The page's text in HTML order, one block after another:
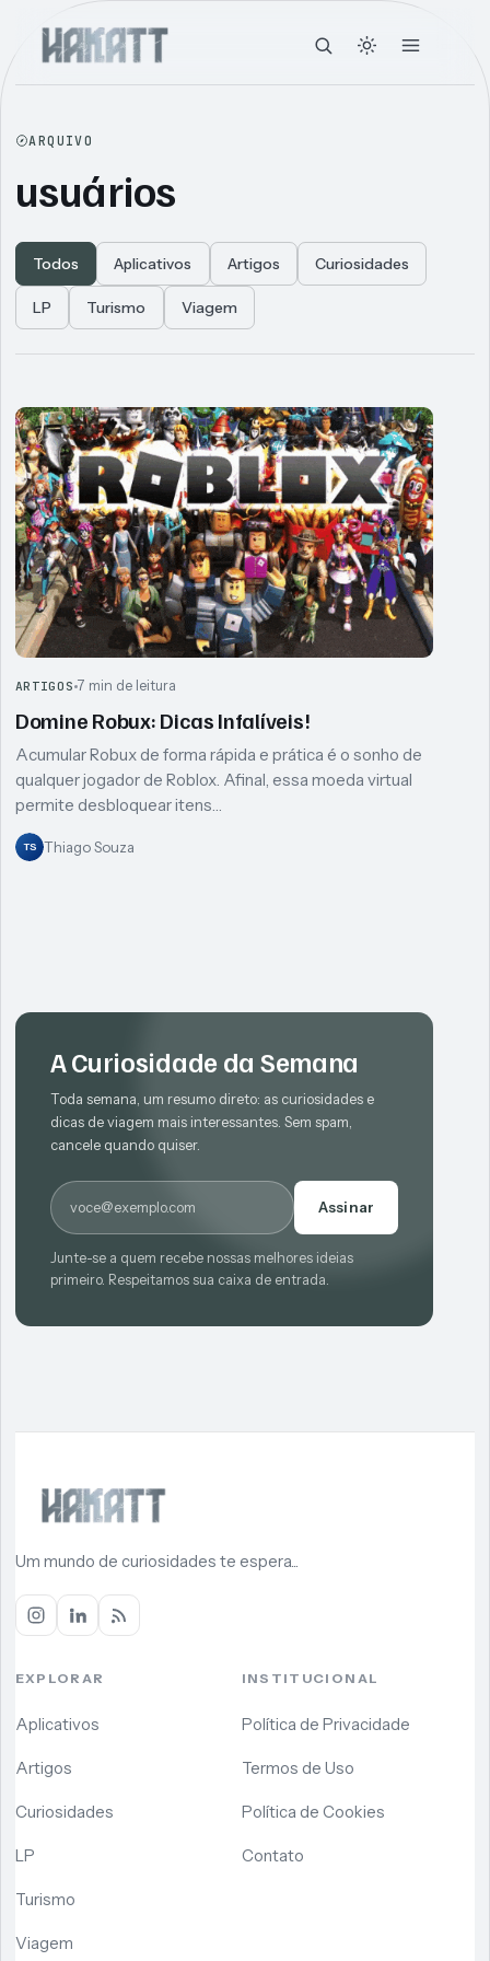
ARQUIVO
usuários
Todos Aplicativos Artigos Curiosidades
LP Turismo Viagem
Articles
ARTIGOS 7 min de leitura
Domine Robux: Dicas Infalíveis!
Acumular Robux de forma rápida e prática é o sonho de
qualquer jogador de Roblox. Afinal, essa moeda virtual
permite desbloquear itens…
TS Thiago Souza
A Curiosidade da Semana
Toda semana, um resumo direto: as curiosidades e
dicas de viagem mais interessantes. Sem spam,
cancele quando quiser.
E-mail
Assinar
Junte-se a quem recebe nossas melhores ideias
primeiro. Respeitamos sua caixa de entrada.
Um mundo de curiosidades te espera...
EXPLORAR
Aplicativos
Artigos
Curiosidades
LP
Turismo
Viagem
INSTITUCIONAL
Política de Privacidade
Termos de Uso
Política de Cookies
Contato